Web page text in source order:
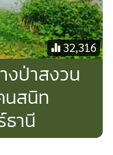
ร บริษัท ทรายสยาม
สยามอุตสาหกรรม
20 ปี โดยซื้อบ่อ
เดิมที่ประกอบกิจการ
กหน่วยงานต่างๆ
มาดำเนินการได้ซื้อ
สารสิทธิทั้ง น.ส.3
32,316
งป่าสงวน
นสนิท
านี